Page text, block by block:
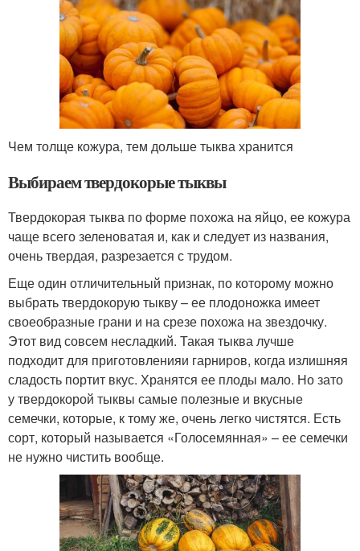
Чем толще кожура, тем дольше тыква хранится
Выбираем твердокорые тыквы
Твердокорая тыква по форме похожа на яйцо, ее кожура
чаще всего зеленоватая и, как и следует из названия,
очень твердая, разрезается с трудом.
Еще один отличительный признак, по которому можно
выбрать твердокорую тыкву – ее плодоножка имеет
своеобразные грани и на срезе похожа на звездочку.
Этот вид совсем несладкий. Такая тыква лучше
подходит для приготовленияи гарниров, когда излишняя
сладость портит вкус. Хранятся ее плоды мало. Но зато
у твердокорой тыквы самые полезные и вкусные
семечки, которые, к тому же, очень легко чистятся. Есть
сорт, который называется «Голосемянная» – ее семечки
не нужно чистить вообще.